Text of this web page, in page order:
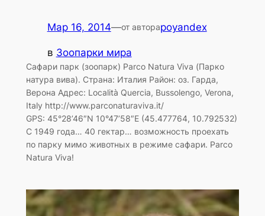
Мар 16, 2014—от автораpoyandex
в Зоопарки мира
Сафари парк (зоопарк) Parco Natura Viva (Парко
натура вива). Страна: Италия Район: оз. Гарда,
Верона Адрес: Località Quercia, Bussolengo, Verona,
Italy http://www.parconaturaviva.it/
GPS: 45°28’46″N 10°47’58″E (45.477764, 10.792532)
C 1949 года… 40 гектар… возможность проехать
по парку мимо животных в режиме сафари. Parco
Natura Viva!